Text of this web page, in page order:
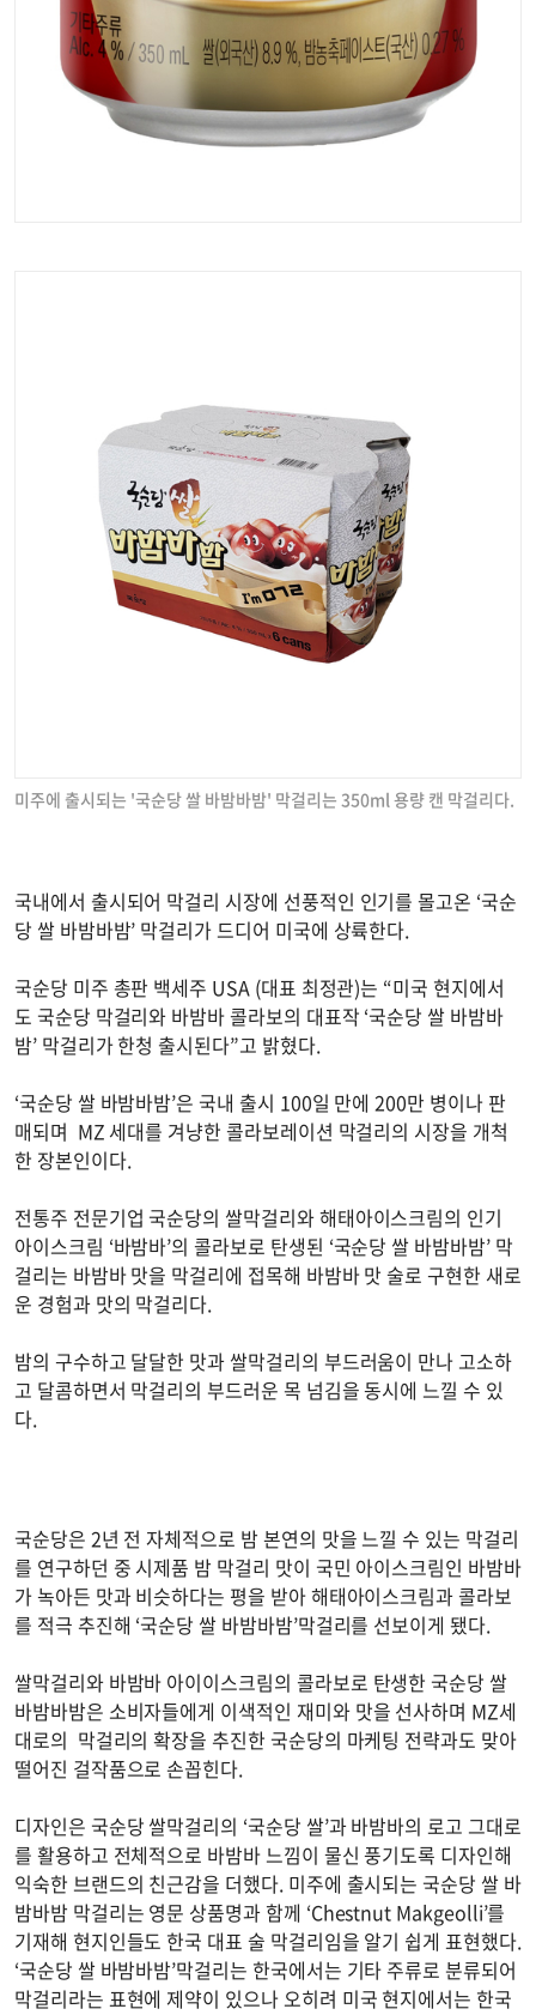
미주에 출시되는 '국순당 쌀 바밤바밤' 막걸리는 350ml 용량 캔 막걸리다.
국내에서 출시되어 막걸리 시장에 선풍적인 인기를 몰고온 ‘국순
당 쌀 바밤바밤’ 막걸리가 드디어 미국에 상륙한다.
국순당 미주 총판 백세주 USA (대표 최정관)는 “미국 현지에서
도 국순당 막걸리와 바밤바 콜라보의 대표작 ‘국순당 쌀 바밤바
밤’ 막걸리가 한청 출시된다”고 밝혔다.
‘국순당 쌀 바밤바밤’은 국내 출시 100일 만에 200만 병이나 판
매되며 MZ 세대를 겨냥한 콜라보레이션 막걸리의 시장을 개척
한 장본인이다.
전통주 전문기업 국순당의 쌀막걸리와 해태아이스크림의 인기
아이스크림 ‘바밤바’의 콜라보로 탄생된 ‘국순당 쌀 바밤바밤’ 막
걸리는 바밤바 맛을 막걸리에 접목해 바밤바 맛 술로 구현한 새로
운 경험과 맛의 막걸리다.
밤의 구수하고 달달한 맛과 쌀막걸리의 부드러움이 만나 고소하
고 달콤하면서 막걸리의 부드러운 목 넘김을 동시에 느낄 수 있
다.
국순당은 2년 전 자체적으로 밤 본연의 맛을 느낄 수 있는 막걸리
를 연구하던 중 시제품 밤 막걸리 맛이 국민 아이스크림인 바밤바
가 녹아든 맛과 비슷하다는 평을 받아 해태아이스크림과 콜라보
를 적극 추진해 ‘국순당 쌀 바밤바밤’막걸리를 선보이게 됐다.
쌀막걸리와 바밤바 아이이스크림의 콜라보로 탄생한 국순당 쌀
바밤바밤은 소비자들에게 이색적인 재미와 맛을 선사하며 MZ세
대로의 막걸리의 확장을 추진한 국순당의 마케팅 전략과도 맞아
떨어진 걸작품으로 손꼽힌다.
디자인은 국순당 쌀막걸리의 ‘국순당 쌀’과 바밤바의 로고 그대로
를 활용하고 전체적으로 바밤바 느낌이 물신 풍기도록 디자인해
익숙한 브랜드의 친근감을 더했다. 미주에 출시되는 국순당 쌀 바
밤바밤 막걸리는 영문 상품명과 함께 ‘Chestnut Makgeolli’를
기재해 현지인들도 한국 대표 술 막걸리임을 알기 쉽게 표현했다.
‘국순당 쌀 바밤바밤’막걸리는 한국에서는 기타 주류로 분류되어
막걸리라는 표현에 제약이 있으나 오히려 미국 현지에서는 한국